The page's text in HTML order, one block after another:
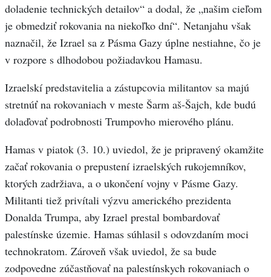
doladenie technických detailov“ a dodal, že „našim cieľom
je obmedziť rokovania na niekoľko dní“. Netanjahu však
naznačil, že Izrael sa z Pásma Gazy úplne nestiahne, čo je
v rozpore s dlhodobou požiadavkou Hamasu.
Izraelskí predstavitelia a zástupcovia militantov sa majú
stretnúť na rokovaniach v meste Šarm aš-Šajch, kde budú
dolaďovať podrobnosti Trumpovho mierového plánu.
Hamas v piatok (3. 10.) uviedol, že je pripravený okamžite
začať rokovania o prepustení izraelských rukojemníkov,
ktorých zadržiava, a o ukončení vojny v Pásme Gazy.
Militanti tiež privítali výzvu amerického prezidenta
Donalda Trumpa, aby Izrael prestal bombardovať
palestínske územie. Hamas súhlasil s odovzdaním moci
technokratom. Zároveň však uviedol, že sa bude
zodpovedne zúčastňovať na palestínskych rokovaniach o